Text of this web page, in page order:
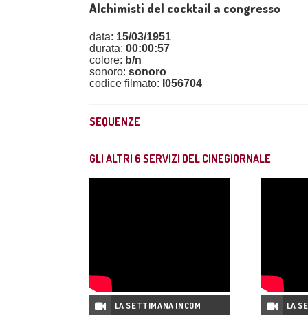
Alchimisti del cocktail a congresso
data: 15/03/1951
durata: 00:00:57
colore: b/n
sonoro: sonoro
codice filmato: I056704
SEQUENZE
GLI ALTRI 6 SERVIZI DEL CINEGIORNALE
LA SETTIMANA INCOM
LA